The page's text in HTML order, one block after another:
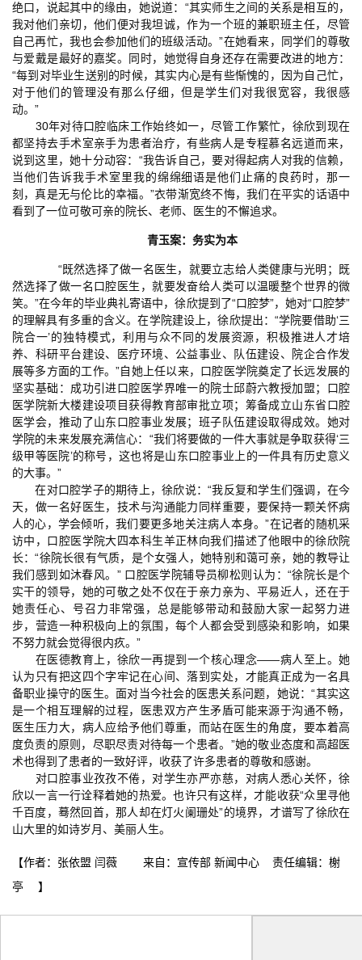
绝口，说起其中的缘由，她说道：“其实师生之间的关系是相互的，
我对他们亲切，他们便对我坦诚，作为一个班的兼职班主任，尽管
自己再忙，我也会参加他们的班级活动。”在她看来，同学们的尊敬
与爱戴是最好的嘉奖。同时，她觉得自身还存在需要改进的地方：
“每到对毕业生送别的时候，其实内心是有些惭愧的，因为自己忙，
对于他们的管理没有那么仔细，但是学生们对我很宽容，我很感
动。”
30年对待口腔临床工作始终如一，尽管工作繁忙，徐欣到现在
都坚持去手术室亲手为患者治疗，有些病人是专程慕名远道而来，
说到这里，她十分动容：“我告诉自己，要对得起病人对我的信赖，
当他们告诉我手术室里我的绵绵细语是他们止痛的良药时，那一
刻，真是无与伦比的幸福。”衣带渐宽终不悔，我们在平实的话语中
看到了一位可敬可亲的院长、老师、医生的不懈追求。
青玉案：务实为本
“既然选择了做一名医生，就要立志给人类健康与光明；既
然选择了做一名口腔医生，就要发奋给人类可以温暖整个世界的微
笑。”在今年的毕业典礼寄语中，徐欣提到了“口腔梦”，她对“口腔梦”
的理解具有多重的含义。在学院建设上，徐欣提出：“学院要借助‘三
院合一’的独特模式，利用与众不同的发展资源，积极推进人才培
养、科研平台建设、医疗环境、公益事业、队伍建设、院企合作发
展等多方面的工作。”自她上任以来，口腔医学院奠定了长远发展的
坚实基础：成功引进口腔医学界唯一的院士邱蔚六教授加盟；口腔
医学院新大楼建设项目获得教育部审批立项；筹备成立山东省口腔
医学会，推动了山东口腔事业发展；班子队伍建设取得成效。她对
学院的未来发展充满信心：“我们将要做的一件大事就是争取获得‘三
级甲等医院’的称号，这也将是山东口腔事业上的一件具有历史意义
的大事。”
在对口腔学子的期待上，徐欣说：“我反复和学生们强调，在今
天，做一名好医生，技术与沟通能力同样重要，要保持一颗关怀病
人的心，学会倾听，我们要更多地关注病人本身。”在记者的随机采
访中，口腔医学院大四本科生羊正林向我们描述了他眼中的徐欣院
长：“徐院长很有气质，是个女强人，她特别和蔼可亲，她的教导让
我们感到如沐春风。” 口腔医学院辅导员柳松则认为：“徐院长是个
实干的领导，她的可敬之处不仅在于亲力亲为、平易近人，还在于
她责任心、号召力非常强，总是能够带动和鼓励大家一起努力进
步，营造一种积极向上的氛围，每个人都会受到感染和影响，如果
不努力就会觉得很内疚。”
在医德教育上，徐欣一再提到一个核心理念——病人至上。她
认为只有把这四个字牢记在心间、落到实处，才能真正成为一名具
备职业操守的医生。面对当今社会的医患关系问题，她说：“其实这
是一个相互理解的过程，医患双方产生矛盾可能来源于沟通不畅，
医生压力大，病人应给予他们尊重，而站在医生的角度，要本着高
度负责的原则，尽职尽责对待每一个患者。”她的敬业态度和高超医
术也得到了患者的一致好评，收获了许多患者的尊敬和感谢。
对口腔事业孜孜不倦，对学生亦严亦慈，对病人悉心关怀，徐
欣以一言一行诠释着她的热爱。也许只有这样，才能收获“众里寻他
千百度，蓦然回首，那人却在灯火阑珊处”的境界，才谱写了徐欣在
山大里的如诗岁月、美丽人生。
【作者：张依盟 闫薇 来自：宣传部 新闻中心 责任编辑：榭
亭 】